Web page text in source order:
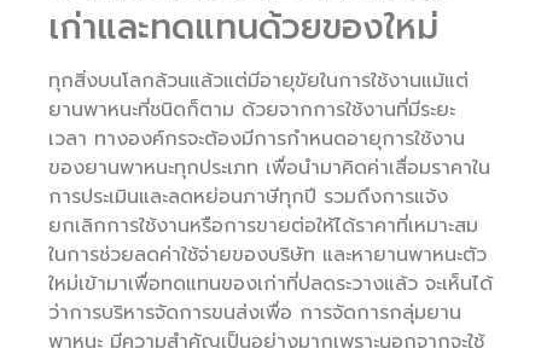
เก่าและทดแทนด้วยของใหม่
ทุกสิ่งบนโลกล้วนแล้วแต่มีอายุขัยในการใช้งานแม้แต่
ยานพาหนะที่ชนิดก็ตาม ด้วยจากการใช้งานที่มีระยะ
เวลา ทางองค์กรจะต้องมีการกำหนดอายุการใช้งาน
ของยานพาหนะทุกประเภท เพื่อนำมาคิดค่าเสื่อมราคาใน
การประเมินและลดหย่อนภาษีทุกปี รวมถึงการแจ้ง
ยกเลิกการใช้งานหรือการขายต่อให้ได้ราคาที่เหมาะสม
ในการช่วยลดค่าใช้จ่ายของบริษัท และหายานพาหนะตัว
ใหม่เข้ามาเพื่อทดแทนของเก่าที่ปลดระวางแล้ว จะเห็นได้
ว่าการบริหารจัดการขนส่งเพื่อ การจัดการกลุ่มยาน